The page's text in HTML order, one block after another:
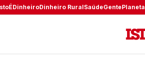
DinheiroDinheiro RuralSaúdeGentePlaneta